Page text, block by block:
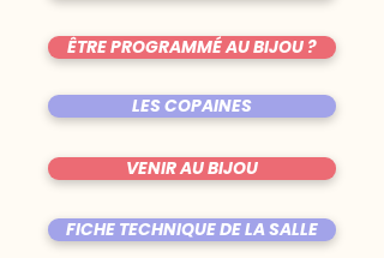
ÊTRE PROGRAMMÉ AU BIJOU ?
LES COPAINES
VENIR AU BIJOU
FICHE TECHNIQUE DE LA SALLE